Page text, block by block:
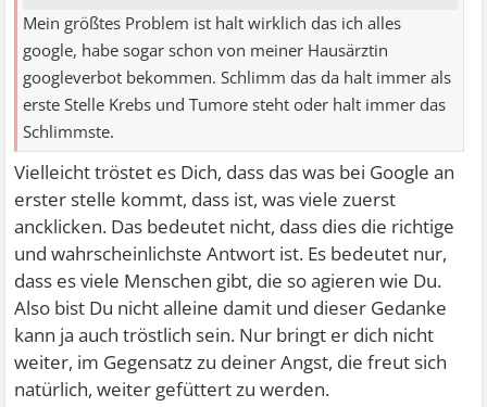
Mein größtes Problem ist halt wirklich das ich alles
google, habe sogar schon von meiner Hausärztin
googleverbot bekommen. Schlimm das da halt immer als
erste Stelle Krebs und Tumore steht oder halt immer das
Schlimmste.
Vielleicht tröstet es Dich, dass das was bei Google an
erster stelle kommt, dass ist, was viele zuerst
ancklicken. Das bedeutet nicht, dass dies die richtige
und wahrscheinlichste Antwort ist. Es bedeutet nur,
dass es viele Menschen gibt, die so agieren wie Du.
Also bist Du nicht alleine damit und dieser Gedanke
kann ja auch tröstlich sein. Nur bringt er dich nicht
weiter, im Gegensatz zu deiner Angst, die freut sich
natürlich, weiter gefüttert zu werden.